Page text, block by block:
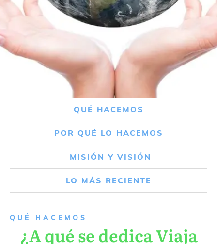
QUÉ HACEMOS
POR QUÉ LO HACEMOS
MISIÓN Y VISIÓN
LO MÁS RECIENTE
QUÉ HACEMOS
¿A qué se dedica Viaja